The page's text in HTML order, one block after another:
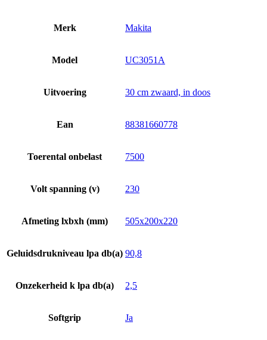
Merk Makita
Model UC3051A
Uitvoering 30 cm zwaard, in doos
Ean 88381660778
Toerental onbelast 7500
Volt spanning (v) 230
Afmeting lxbxh (mm) 505x200x220
Geluidsdrukniveau lpa db(a) 90,8
Onzekerheid k lpa db(a) 2,5
Softgrip Ja